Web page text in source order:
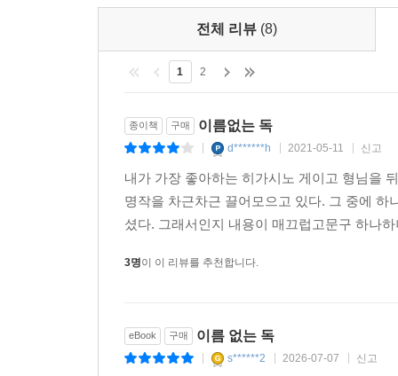
전체 리뷰 (8)
1 2
종이책 구매 이름없는 독
d*******h 2021-05-11 신고
내가 가장 좋아하는 히가시노 게이고 형님을
명작을 차근차근 끌어모으고 있다. 그 중에
셨다. 그래서인지 내용이 매끄럽고문구 하나
3명이 이 리뷰를 추천합니다.
eBook 구매 이름 없는 독
s******2 2026-07-07 신고